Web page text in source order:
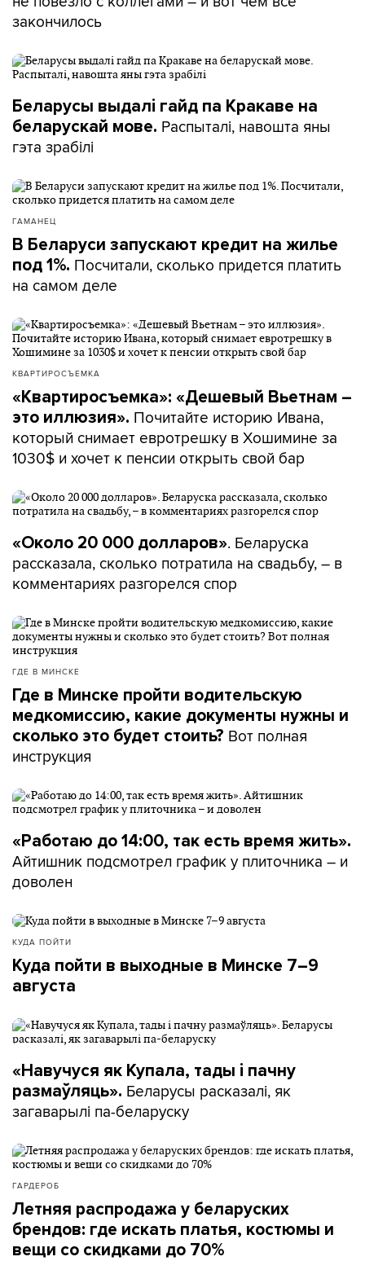
закончилось
Беларусы выдалі гайд па Кракаве на
беларускай мове. Распыталі, навошта яны
гэта зрабілі
ГАМАНЕЦ
В Беларуси запускают кредит на жилье
под 1%. Посчитали, сколько придется платить
на самом деле
КВАРТИРОСЪЕМКА
«Квартиросъемка»: «Дешевый Вьетнам –
это иллюзия». Почитайте историю Ивана,
который снимает евротрешку в Хошимине за
1030$ и хочет к пенсии открыть свой бар
«Около 20 000 долларов». Беларуска
рассказала, сколько потратила на свадьбу, – в
комментариях разгорелся спор
ГДЕ В МИНСКЕ
Где в Минске пройти водительскую
медкомиссию, какие документы нужны и
сколько это будет стоить? Вот полная
инструкция
«Работаю до 14:00, так есть время жить».
Айтишник подсмотрел график у плиточника – и
доволен
КУДА ПОЙТИ
Куда пойти в выходные в Минске 7–9
августа
«Навучуся як Купала, тады і пачну
размаўляць». Беларусы расказалі, як
загаварылі па-беларуску
ГАРДЕРОБ
Летняя распродажа у беларуских
брендов: где искать платья, костюмы и
вещи со скидками до 70%